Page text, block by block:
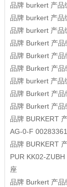
品牌 burkert 产品
品牌 burkert 产品
品牌 burkert 产品
品牌 Burkert 产品
品牌 Burkert 产品
品牌 Burkert 产品
品牌 burkert 产品
品牌 Burkert 产品
品牌 Burkert 产品
品牌 BURKERT
AG-0-F 00283361
品牌 BURKERT
PUR KK02-
座
品牌 Burkert 产品